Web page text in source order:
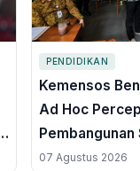
PENDIDIKAN
Kemensos
Ad Hoc
Permanen
07 Agustus 2026